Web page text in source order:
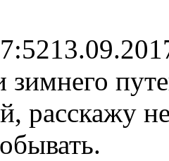
зимнего
расскажу